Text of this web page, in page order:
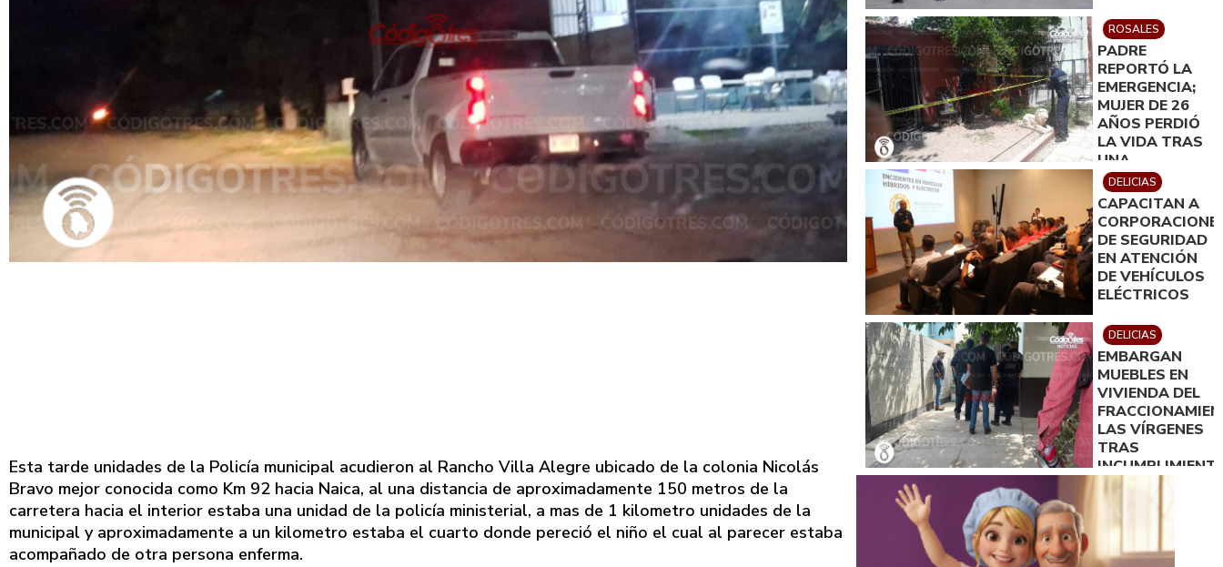
Esta tarde unidades de la Policía municipal acudieron al Rancho Villa Alegre ubicado de la colonia Nicolás
Bravo mejor conocida como Km 92 hacia Naica, al una distancia de aproximadamente 150 metros de la
carretera hacia el interior estaba una unidad de la policía ministerial, a mas de 1 kilometro unidades de la
municipal y aproximadamente a un kilometro estaba el cuarto donde pereció el niño el cual al parecer estaba
acompañado de otra persona enferma.
ROSALES
PADRE
REPORTÓ LA
EMERGENCIA;
MUJER DE 26
AÑOS PERDIÓ
LA VIDA TRAS
UNA
PRESUNTA
INTOXICACIÓN.
DELICIAS
CAPACITAN A
DE SEGURIDAD
EN ATENCIÓN
DE VEHÍCULOS
ELÉCTRICOS
DELICIAS
EMBARGAN
MUEBLES EN
VIVIENDA DEL
LAS VÍRGENES
TRAS
DE ACUERDO
DE PAGO